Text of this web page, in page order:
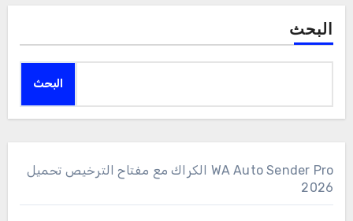
البحث
البحث
WA Auto Sender Pro الكراك مع مفتاح الترخيص تحميل
2026